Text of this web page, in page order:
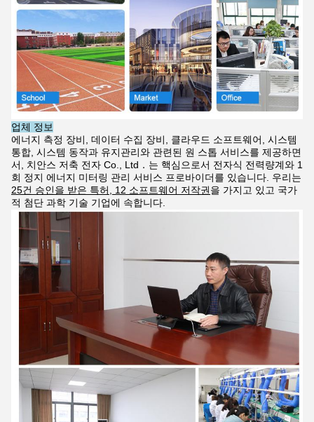
업체 정보
에너지 측정 장비, 데이터 수집 장비, 클라우드 소프트웨어, 시스템
통합, 시스템 동작과 유지관리와 관련된 원 스톱 서비스를 제공하면
서, 치안스 저축 전자 Co., Ltd．는 핵심으로서 전자식 전력량계와 1
회 정지 에너지 미터링 관리 서비스 프로바이더를 있습니다. 우리는
25건 승인을 받은 특허, 12 소프트웨어 저작권을 가지고 있고 국가
적 첨단 과학 기술 기업에 속합니다.